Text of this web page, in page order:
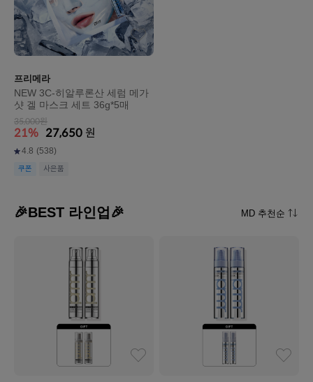
프리메라
NEW 3C-히알루론산 세럼 메가
샷 겔 마스크 세트 36g*5매
35,000원
21% 27,650 원
4.8 (538)
쿠폰 사은품
🎉BEST 라인업🎉 MD 추천순